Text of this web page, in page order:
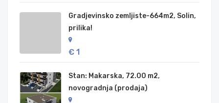
Gradjevinsko zemljiste-664m2, Solin,
prilika!
€ 1
Stan: Makarska, 72.00 m2,
novogradnja (prodaja)